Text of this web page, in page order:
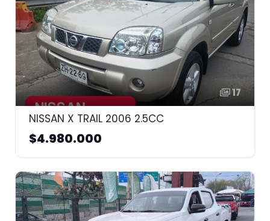
17
NISSAN X TRAIL 2006 2.5CC
$4.980.000